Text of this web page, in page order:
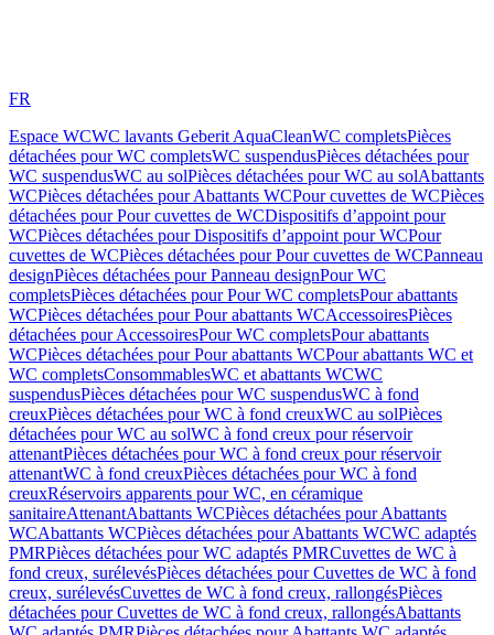
FR
Espace WCWC lavants Geberit AquaCleanWC completsPièces
détachées pour WC completsWC suspendusPièces détachées pour
WC suspendusWC au solPièces détachées pour WC au solAbattants
WCPièces détachées pour Abattants WCPour cuvettes de WCPièces
détachées pour Pour cuvettes de WCDispositifs d’appoint pour
WCPièces détachées pour Dispositifs d’appoint pour WCPour
cuvettes de WCPièces détachées pour Pour cuvettes de WCPanneau
designPièces détachées pour Panneau designPour WC
completsPièces détachées pour Pour WC completsPour abattants
WCPièces détachées pour Pour abattants WCAccessoiresPièces
détachées pour AccessoiresPour WC completsPour abattants
WCPièces détachées pour Pour abattants WCPour abattants WC et
WC completsConsommablesWC et abattants WCWC
suspendusPièces détachées pour WC suspendusWC à fond
creuxPièces détachées pour WC à fond creuxWC au solPièces
détachées pour WC au solWC à fond creux pour réservoir
attenantPièces détachées pour WC à fond creux pour réservoir
attenantWC à fond creuxPièces détachées pour WC à fond
creuxRéservoirs apparents pour WC, en céramique
sanitaireAttenantAbattants WCPièces détachées pour Abattants
WCAbattants WCPièces détachées pour Abattants WCWC adaptés
PMRPièces détachées pour WC adaptés PMRCuvettes de WC à
fond creux, surélevésPièces détachées pour Cuvettes de WC à fond
creux, surélevésCuvettes de WC à fond creux, rallongésPièces
détachées pour Cuvettes de WC à fond creux, rallongésAbattants